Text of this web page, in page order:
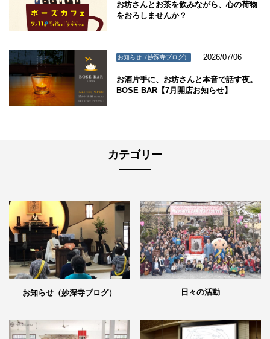
お坊さんとお茶を飲みながら、心の荷物
をおろしませんか？
お知らせ（妙深寺ブログ） 2026/07/06
お酒片手に、お坊さんと本音で話す夜。
BOSE BAR【7月開店お知らせ】
カテゴリー
お知らせ（妙深寺ブログ） 日々の活動